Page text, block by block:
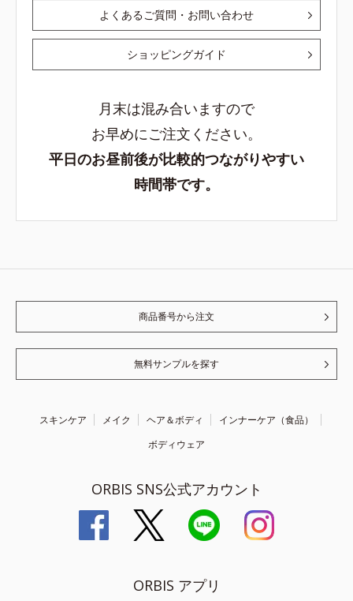
よくあるご質問・お問い合わせ
ショッピングガイド
月末は混み合いますので
お早めにご注文ください。
平日のお昼前後が比較的つながりやすい
時間帯です。
商品番号から注文
無料サンプルを探す
スキンケア メイク ヘア＆ボディ
インナーケア（食品）
ボディウェア
ORBIS SNS公式アカウント
ORBIS アプリ